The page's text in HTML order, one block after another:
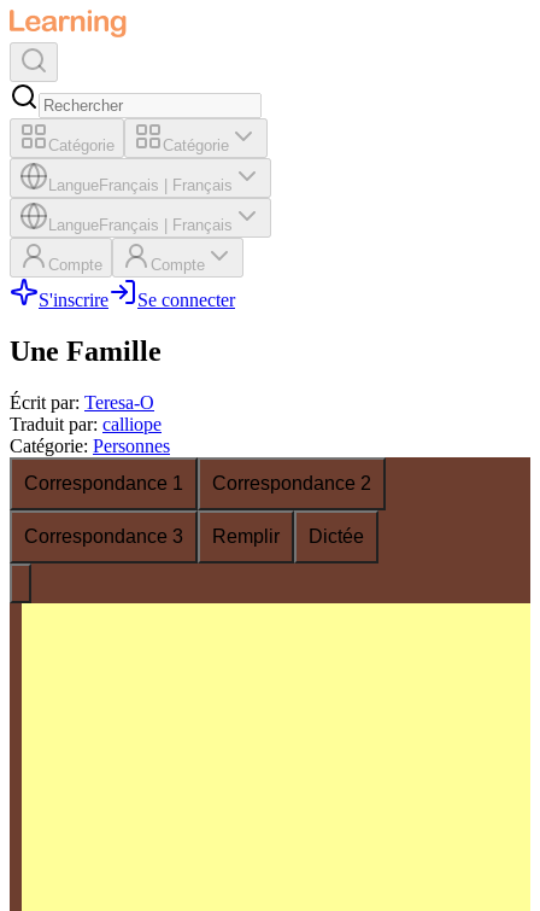
Catégorie Catégorie
LangueFrançais Français
LangueFrançais Français
Compte Compte
S'inscrire Se connecter
Une Famille
Écrit par: Teresa-O
Traduit par: calliope
Catégorie: Personnes
Correspondance 1
Correspondance 2
Correspondance 3 Remplir Dictée